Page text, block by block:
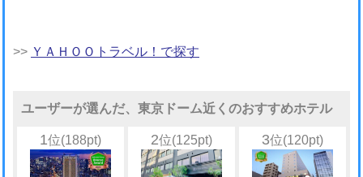
>> ＹＡＨＯＯトラベル！で探す
ユーザーが選んだ、東京ドーム近くのおすすめホテル
1位(188pt) 2位(125pt) 3位(120pt)